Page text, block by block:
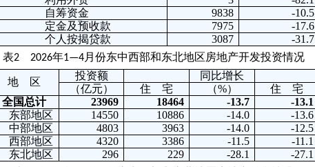
自筹资金
9838
-10.5
定金及预收款
7975
-17.6
个人按揭贷款
3087 -31.7
表2 2026年1—4月份东中西部和东北地区房地产开发投资情况
地 区
投资额
同比增长
（亿元）
住 宅 （%）
住 宅
全国总计
23969 18464 -13.7
-13.1
东部地区
14550 10886 -14.0
-13.6
中部地区
4803 3963 -14.0
-12.5
西部地区
4320 3386 -11.5
-11.1
东北地区
296 229 -28.1 -27.1